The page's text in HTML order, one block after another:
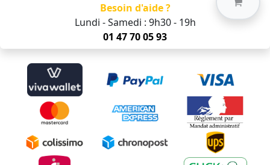
Besoin d'aide ?
Lundi - Samedi : 9h30 - 19h
01 47 70 05 93